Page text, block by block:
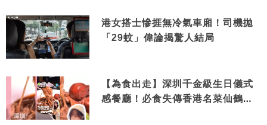
港女搭士慘捱無冷氣車廂！司機拋
「29蚊」偉論揭驚人結局
【為食出走】深圳千金級生日儀式
感餐廳！必食失傳香港名菜仙鶴神